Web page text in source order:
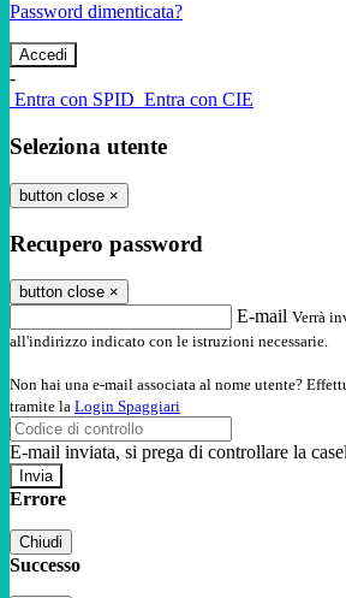
Password dimenticata?
-
Entra con SPID Entra con CIE
Seleziona utente
button close ×
Recupero password
button close ×
E-mail Verrà
all'indirizzo indicato con le istruzioni necessarie.
Non hai una e-mail associata al nome utente?
tramite la Login Spaggiari
E-mail inviata, si prega di controllare la
Errore
Chiudi
Successo